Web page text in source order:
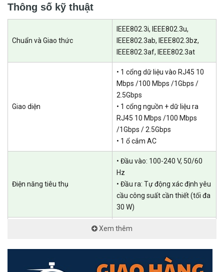
Thông số kỹ thuật
Chuẩn và Giao thức
IEEE802.3i, IEEE802.3u,
IEEE802.3ab, IEEE802.3bz,
IEEE802.3af, IEEE802.3at
Giao diện
• 1 cổng dữ liệu vào RJ45 10
Mbps /100 Mbps /1Gbps /
2.5Gbps
• 1 cổng nguồn + dữ liệu ra
RJ45 10 Mbps /100 Mbps
/1Gbps / 2.5Gbps
• 1 ổ cắm AC
Điện năng tiêu thụ
• Đầu vào: 100-240 V, 50/60
Hz
• Đầu ra: Tự động xác định yêu
cầu công suất cần thiết (tối đa
30 W)
125×59,4×36,8 mm
• POE260S
Xem thêm